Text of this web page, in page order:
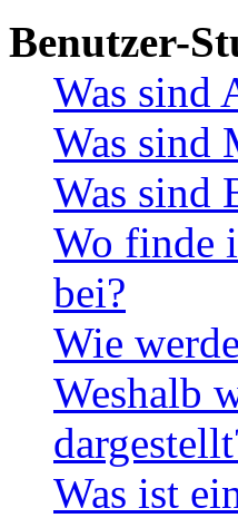
Benutzer-
Was sind
Was sind
Was sind
Wo finde
bei?
Wie
Weshalb
Was ist